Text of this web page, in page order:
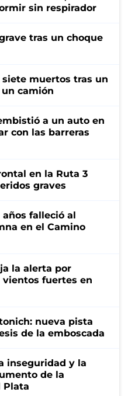
sin respirador
tras un choque
siete muertos tras un
camión
a un auto en
con las barreras
en la Ruta 3
graves
años falleció al
en el Camino
la alerta por
fuertes en
nueva pista
de la emboscada
inseguridad y la
de la
Plata